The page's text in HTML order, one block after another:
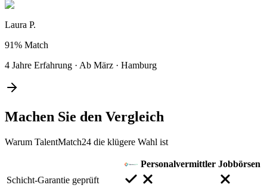
Laura P.
91% Match
4 Jahre Erfahrung · Ab März · Hamburg
Machen Sie den Vergleich
Warum TalentMatch24 die klügere Wahl ist
Personalvermittler Jobbörsen
Schicht-Garantie geprüft